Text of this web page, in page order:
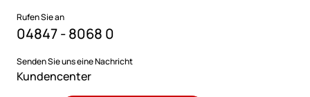
Rufen Sie an
04847 - 8068 0
Senden Sie uns eine Nachricht
Kundencenter